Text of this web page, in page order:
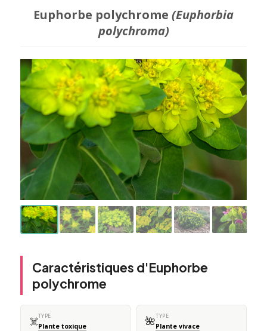
Euphorbe polychrome (Euphorbia
polychroma)
Caractéristiques d'Euphorbe
polychrome
☠️TYPE
Plante toxique 🌺TYPE
Plante vivace